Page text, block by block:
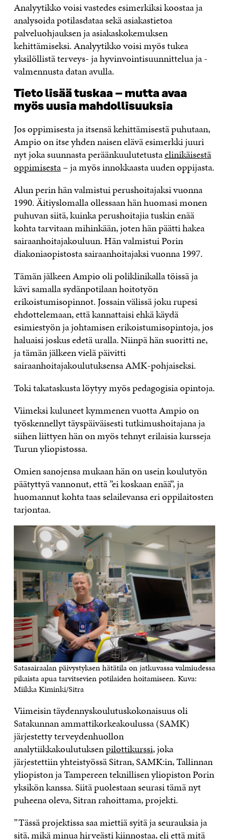
Analyytikko voisi vastedes esimerkiksi koostaa ja
analysoida potilasdataa sekä asiakastietoa
palveluohjauksen ja asiakaskokemuksen
kehittämiseksi. Analyytikko voisi myös tukea
yksilöllistä terveys- ja hyvinvointisuunnittelua ja -
valmennusta datan avulla.
Tieto lisää tuskaa – mutta avaa
myös uusia mahdollisuuksia
Jos oppimisesta ja itsensä kehittämisestä puhutaan,
Ampio on itse yhden naisen elävä esimerkki juuri
nyt joka suunnasta peräänkuulutetustaelinikäisestä
oppimisesta– ja myös innokkaasta uuden oppijasta.
Alun perin hän valmistui perushoitajaksi vuonna
1990. Äitiyslomalla ollessaan hän huomasi monen
puhuvan siitä, kuinka perushoitajia tuskin enää
kohta tarvitaan mihinkään, joten hän päätti hakea
sairaanhoitajakouluun. Hän valmistui Porin
diakoniaopistosta sairaanhoitajaksi vuonna 1997.
Tämän jälkeen Ampio oli poliklinikalla töissä ja
kävi samalla sydänpotilaan hoitotyön
erikoistumisopinnot. Jossain välissä joku rupesi
ehdottelemaan, että kannattaisi ehkä käydä
esimiestyön ja johtamisen erikoistumisopintoja, jos
haluaisi joskus edetä uralla. Niinpä hän suoritti ne,
ja tämän jälkeen vielä päivitti
sairaanhoitajakoulutuksensa AMK-pohjaiseksi.
Toki takataskusta löytyy myös pedagogisia opintoja.
Viimeksi kuluneet kymmenen vuotta Ampio on
työskennellyt täyspäiväisesti tutkimushoitajana ja
siihen liittyen hän on myös tehnyt erilaisia kursseja
Turun yliopistossa.
Omien sanojensa mukaan hän on usein koulutyön
päätyttyä vannonut, että ”ei koskaan enää”, ja
huomannut kohta taas selailevansa eri oppilaitosten
tarjontaa.
Satasairaalan päivystyksen hätätila on jatkuvassa valmiudessa
pikaista apua tarvitsevien potilaiden hoitamiseen. Kuva:
Miikka Kiminki/Sitra
Viimeisin täydennyskoulutuskokonaisuus oli
Satakunnan ammattikorkeakoulussa (SAMK)
järjestetty terveydenhuollon
analytiikkakoulutuksenpilottikurssi, joka
järjestettiin yhteistyössä Sitran, SAMK:in, Tallinnan
yliopiston ja Tampereen teknillisen yliopiston Porin
yksikön kanssa. Siitä puolestaan seurasi tämä nyt
puheena oleva, Sitran rahoittama, projekti.
”Tässä projektissa saa miettiä syitä ja seurauksia ja
sitä, mikä minua hirveästi kiinnostaa, eli että mitä